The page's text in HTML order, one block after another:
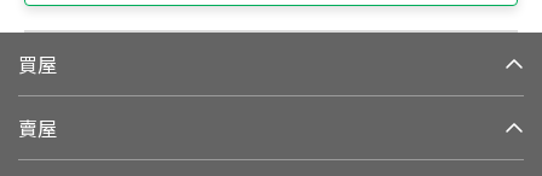
買屋
賣屋